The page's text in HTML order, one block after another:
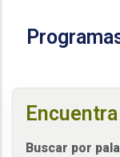
Buscar por